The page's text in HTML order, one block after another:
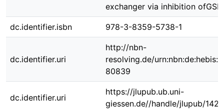
exchanger via inhibition
dc.identifier.isbn 978-3-8359-5738-1
dc.identifier.uri
http://nbn-
resolving.de/
80839
dc.identifier.uri
https://jlupub.ub.uni-
giessen.de//handle/jlupub/